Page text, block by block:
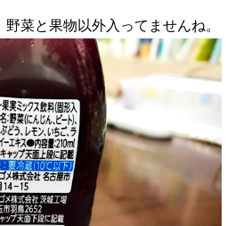
菜と果物以外入ってませんね。